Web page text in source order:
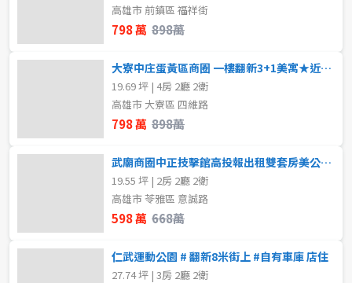
高雄市 前鎮區 福祥街
798 萬 898萬
大寮中庄蛋黃區商圈 一樓翻新3+1美寓★近捷運★
19.69 坪 | 4房 2廳 2衛
高雄市 大寮區 四維路
798 萬 898萬
武廟商圈中正技擊館高投報出租雙套房美公寓3樓
19.55 坪 | 2房 2廳 2衛
高雄市 苓雅區 意誠路
598 萬 668萬
仁武運動公園 # 翻新8米街上 #自有車庫 店住
27.74 坪 | 3房 2廳 2衛